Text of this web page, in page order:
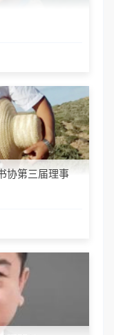
协第三届理事